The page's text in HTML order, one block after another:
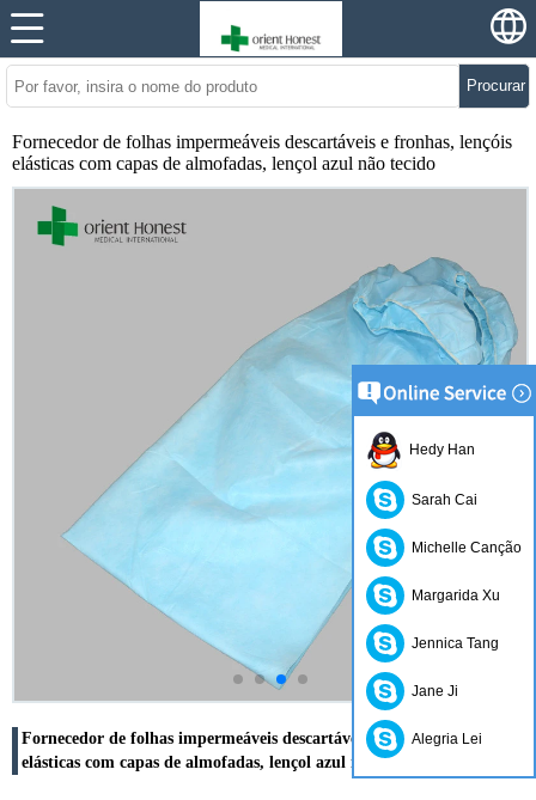
Procurar
Fornecedor de folhas impermeáveis ​​descartáveis ​​e fronhas, lençóis
elásticas com capas de almofadas, lençol azul não tecido
Fornecedor de folhas impermeáveis ​​descartáveis ​​e fronhas, lençóis
elásticas com capas de almofadas, lençol azul não tecido
Hedy Han
Sarah Cai
Michelle Canção
Margarida Xu
Jennica Tang
Jane Ji
Alegria Lei